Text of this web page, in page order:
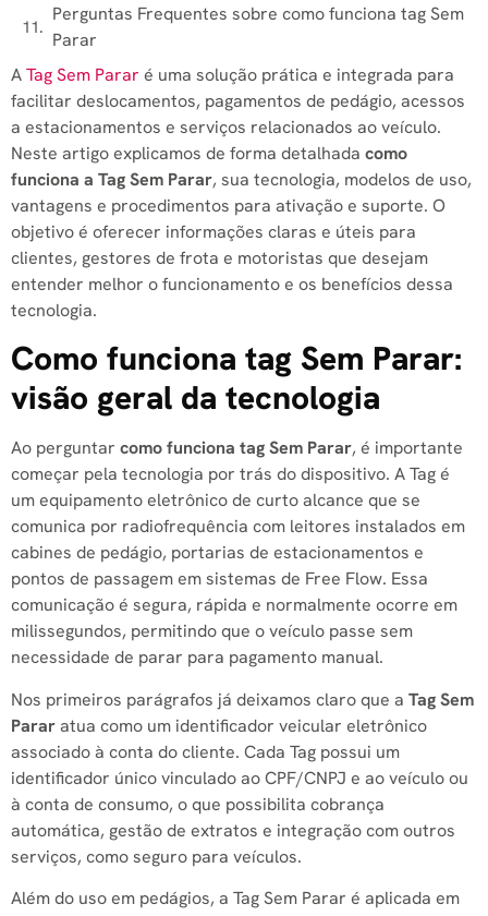
Perguntas Frequentes sobre como funciona tag Sem
Parar
ATag Sem Parar é uma solução prática e integrada para
facilitar deslocamentos, pagamentos de pedágio, acessos
a estacionamentos e serviços relacionados ao veículo.
Neste artigo explicamos de forma detalhada como
funciona a Tag Sem Parar, sua tecnologia, modelos de uso,
vantagens e procedimentos para ativação e suporte. O
objetivo é oferecer informações claras e úteis para
clientes, gestores de frota e motoristas que desejam
entender melhor o funcionamento e os benefícios dessa
tecnologia.
Como funciona tag Sem Parar:
visão geral da tecnologia
Ao perguntar como funciona tag Sem Parar, é importante
começar pela tecnologia por trás do dispositivo. A Tag é
um equipamento eletrônico de curto alcance que se
comunica por radiofrequência com leitores instalados em
cabines de pedágio, portarias de estacionamentos e
pontos de passagem em sistemas de Free Flow. Essa
comunicação é segura, rápida e normalmente ocorre em
milissegundos, permitindo que o veículo passe sem
necessidade de parar para pagamento manual.
Nos primeiros parágrafos já deixamos claro que a Tag Sem
Pararatua como um identificador veicular eletrônico
associado à conta do cliente. Cada Tag possui um
identificador único vinculado ao CPF/CNPJ e ao veículo ou
à conta de consumo, o que possibilita cobrança
automática, gestão de extratos e integração com outros
serviços, como seguro para veículos.
Além do uso em pedágios, a Tag Sem Parar é aplicada em